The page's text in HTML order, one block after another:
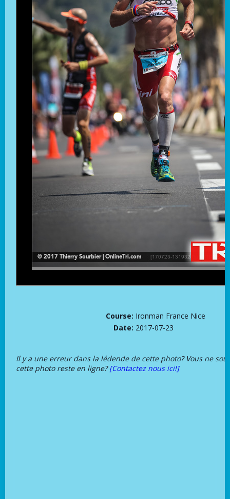
Course: Ironman France Nice
Date: 2017-07-23
Il y a une erreur dans la lédende de cette photo? Vous ne
cette photo reste en ligne?[Contactez nous ici!]